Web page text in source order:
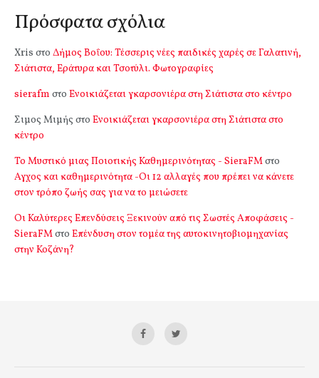
Πρόσφατα σχόλια
Xris στο Δήμος Βοΐου: Τέσσερις νέες παιδικές χαρές σε Γαλατινή,
Σιάτιστα, Εράτυρα και Τσοτύλι. Φωτογραφίες
sierafm στο Ενοικιάζεται γκαρσονιέρα στη Σιάτιστα στο κέντρο
Σιμος Μιμής στο Ενοικιάζεται γκαρσονιέρα στη Σιάτιστα στο
κέντρο
Το Μυστικό μιας Ποιοτικής Καθημερινότητας - SieraFMστο
Αγχος και καθημερινότητα -Οι 12 αλλαγές που πρέπει να κάνετε
στον τρόπο ζωής σας για να το μειώσετε
Οι Καλύτερες Επενδύσεις Ξεκινούν από τις Σωστές Αποφάσεις -
SieraFMστο Επένδυση στον τομέα της αυτοκινητοβιομηχανίας
στην Κοζάνη?